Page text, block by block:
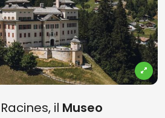
il Museo